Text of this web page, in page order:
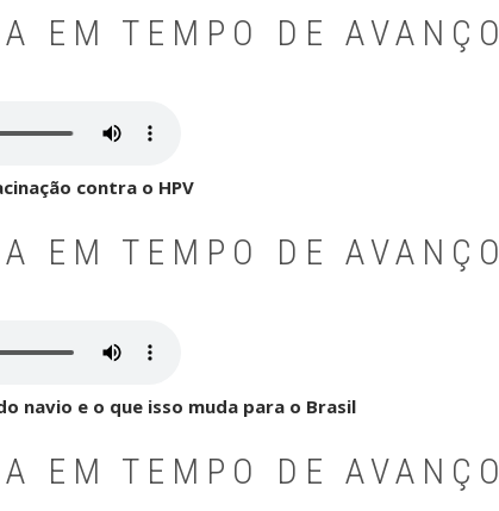
EM TEMPO DE AVANÇO
contra o HPV
EM TEMPO DE AVANÇO
navio e o que isso muda para o Brasil
EM TEMPO DE AVANÇO